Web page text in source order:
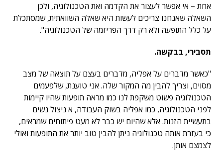
אחת – אי אפשר לעצור את הקדמה ואת הטכנולוגיה, ולכן
השאלה שאנחנו צריכים לעשות היא שאלה השוואתית, שמסתכלת
על כלל התופעה ולא רק דרך הפריזמה של הטכנולוגיה".
תסבירי, בבקשה.
"כאשר מדברים על אפליה, מדברים בעצם על תוצאה של מצב
מסוים, וצריך להבין מה המקור שלה. אני טוענת, שלפעמים
הטכנולוגיה פשוט משקפת לנו כמו מראה תופעות שהיו קיימות
לפני הטכנולוגיה, כמו אפליה בשוק העבודה, א ניצול נשים
בתעשיית הזנות. אלא שהיום יש כבר לא מעט פיתוחים שמראים,
כי בעזרת אותה טכנולוגיה ניתן להבין טוב יותר את התופעות ואולי
לצמצם אותן.